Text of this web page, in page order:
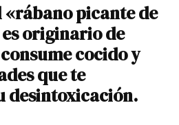
«rábano picante de
originario de
cocido y
que te
desintoxicación.